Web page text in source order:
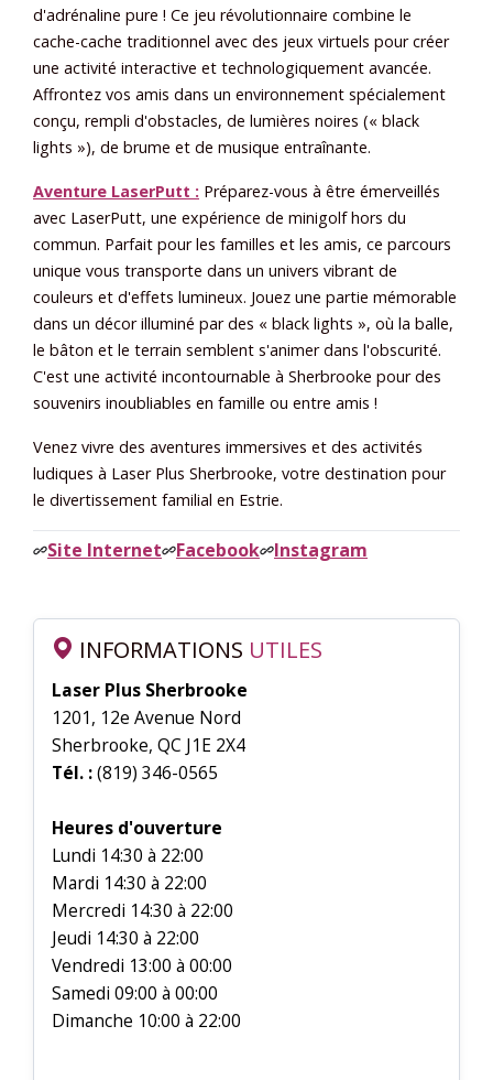
d'adrénaline pure ! Ce jeu révolutionnaire combine le
cache-cache traditionnel avec des jeux virtuels pour créer
une activité interactive et technologiquement avancée.
Affrontez vos amis dans un environnement spécialement
conçu, rempli d'obstacles, de lumières noires (« black
lights »), de brume et de musique entraînante.
Aventure LaserPutt : Préparez-vous à être émerveillés
avec LaserPutt, une expérience de minigolf hors du
commun. Parfait pour les familles et les amis, ce parcours
unique vous transporte dans un univers vibrant de
couleurs et d'effets lumineux. Jouez une partie mémorable
dans un décor illuminé par des « black lights », où la balle,
le bâton et le terrain semblent s'animer dans l'obscurité.
C'est une activité incontournable à Sherbrooke pour des
souvenirs inoubliables en famille ou entre amis !
Venez vivre des aventures immersives et des activités
ludiques à Laser Plus Sherbrooke, votre destination pour
le divertissement familial en Estrie.
Site Internet Facebook Instagram
INFORMATIONS UTILES
Laser Plus Sherbrooke
1201, 12e Avenue Nord
Sherbrooke, QC J1E 2X4
Tél. :(819) 346-0565
Heures d'ouverture
Lundi 14:30 à 22:00
Mardi 14:30 à 22:00
Mercredi 14:30 à 22:00
Jeudi 14:30 à 22:00
Vendredi 13:00 à 00:00
Samedi 09:00 à 00:00
Dimanche 10:00 à 22:00